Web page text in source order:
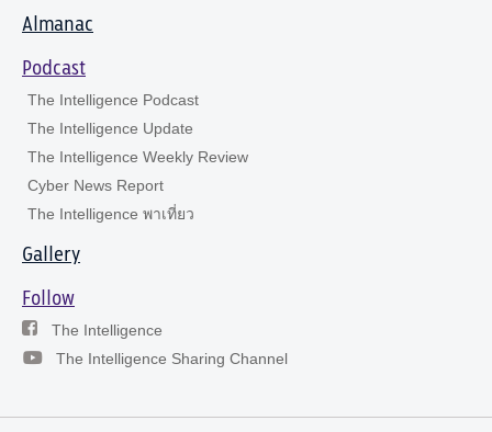
Almanac
Podcast
The Intelligence Podcast
The Intelligence Update
The Intelligence Weekly Review
Cyber News Report
The Intelligence พาเที่ยว
Gallery
Follow
The Intelligence
The Intelligence Sharing Channel